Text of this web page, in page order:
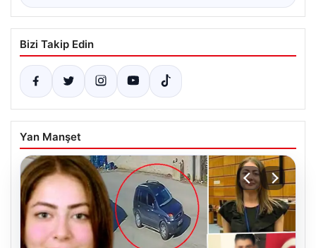
Bizi Takip Edin
Yan Manşet